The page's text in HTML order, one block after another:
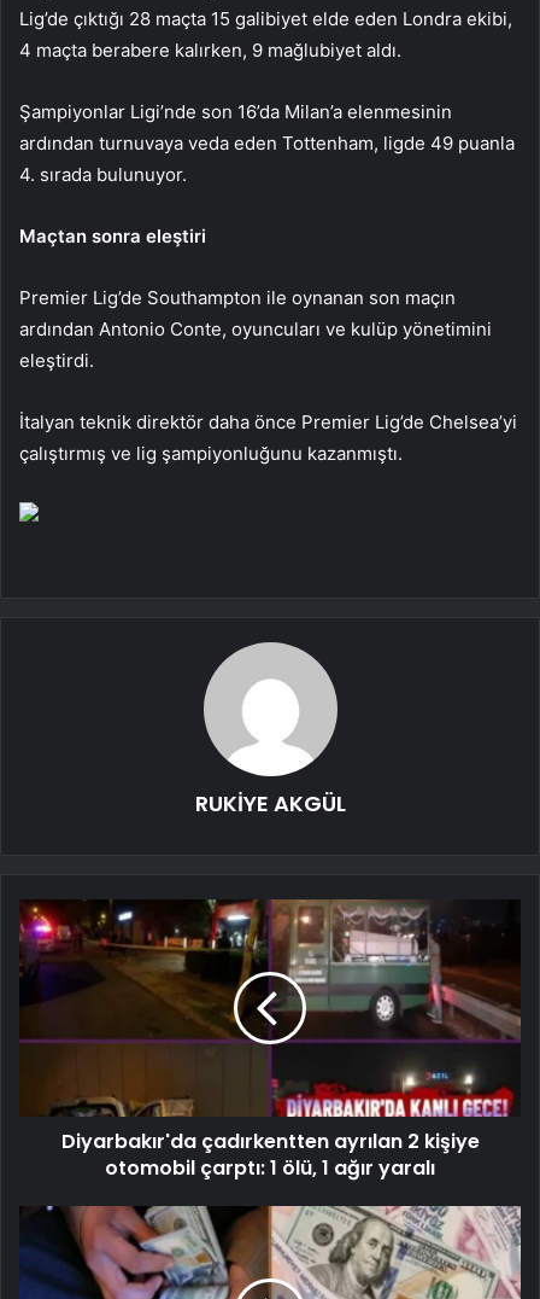
Lig’de çıktığı 28 maçta 15 galibiyet elde eden Londra ekibi,
4 maçta berabere kalırken, 9 mağlubiyet aldı.
Şampiyonlar Ligi’nde son 16’da Milan’a elenmesinin
ardından turnuvaya veda eden Tottenham, ligde 49 puanla
4. sırada bulunuyor.
Maçtan sonra eleştiri
Premier Lig’de Southampton ile oynanan son maçın
ardından Antonio Conte, oyuncuları ve kulüp yönetimini
eleştirdi.
İtalyan teknik direktör daha önce Premier Lig’de Chelsea’yi
çalıştırmış ve lig şampiyonluğunu kazanmıştı.
RUKİYE AKGÜL
Diyarbakır'da çadırkentten ayrılan 2 kişiye
otomobil çarptı: 1 ölü, 1 ağır yaralı